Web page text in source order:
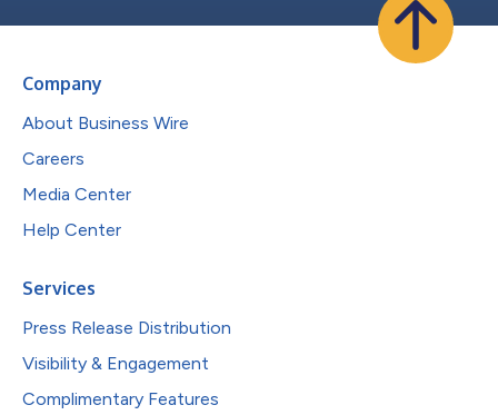
Company
About Business Wire
Careers
Media Center
Help Center
Services
Press Release Distribution
Visibility & Engagement
Complimentary Features